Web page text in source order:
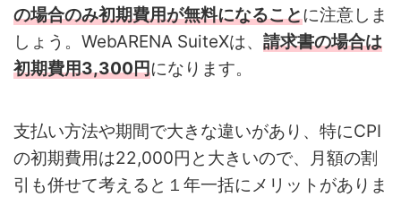
の場合のみ初期費用が無料になることに注意しま
しょう。WebARENA SuiteXは、 請求書の場合は
初期費用3,300円になります。
支払い方法や期間で大きな違いがあり、特にCPI
の初期費用は22,000円と大きいので、月額の割
引も併せて考えると１年一括にメリットがありま